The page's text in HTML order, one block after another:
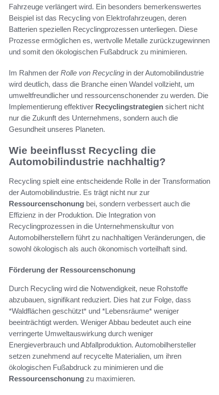
Fahrzeuge verlängert wird. Ein besonders bemerkenswertes
Beispiel ist das Recycling von Elektrofahrzeugen, deren
Batterien speziellen Recyclingprozessen unterliegen. Diese
Prozesse ermöglichen es, wertvolle Metalle zurückzugewinnen
und somit den ökologischen Fußabdruck zu minimieren.
Im Rahmen der Rolle von Recycling in der Automobilindustrie
wird deutlich, dass die Branche einen Wandel vollzieht, um
umweltfreundlicher und ressourcenschonender zu werden. Die
Implementierung effektiver Recyclingstrategien sichert nicht
nur die Zukunft des Unternehmens, sondern auch die
Gesundheit unseres Planeten.
Wie beeinflusst Recycling die
Automobilindustrie nachhaltig?
Recycling spielt eine entscheidende Rolle in der Transformation
der Automobilindustrie. Es trägt nicht nur zur
Ressourcenschonung bei, sondern verbessert auch die
Effizienz in der Produktion. Die Integration von
Recyclingprozessen in die Unternehmenskultur von
Automobilherstellern führt zu nachhaltigen Veränderungen, die
sowohl ökologisch als auch ökonomisch vorteilhaft sind.
Förderung der Ressourcenschonung
Durch Recycling wird die Notwendigkeit, neue Rohstoffe
abzubauen, signifikant reduziert. Dies hat zur Folge, dass
*Waldflächen geschützt* und *Lebensräume* weniger
beeinträchtigt werden. Weniger Abbau bedeutet auch eine
verringerte Umweltauswirkung durch weniger
Energieverbrauch und Abfallproduktion. Automobilhersteller
setzen zunehmend auf recycelte Materialien, um ihren
ökologischen Fußabdruck zu minimieren und die
Ressourcenschonung zu maximieren.